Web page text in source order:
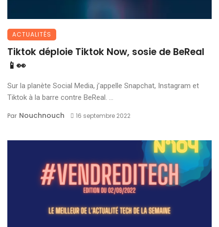
ACTUALITÉS
Tiktok déploie Tiktok Now, sosie de BeReal
📱👀
Sur la planète Social Media, j’appelle Snapchat, Instagram et
Tiktok à la barre contre BeReal. ...
Par Nouchnouch 16 septembre 2022